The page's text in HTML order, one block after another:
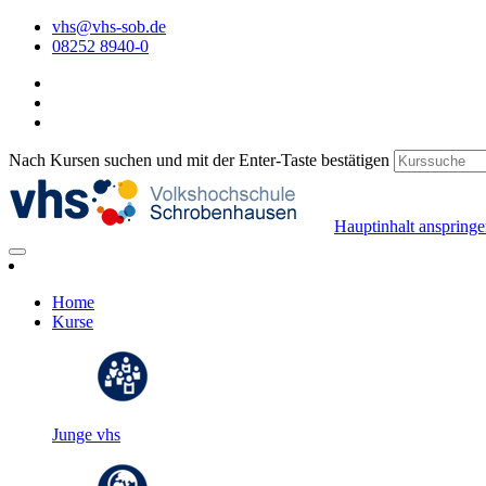
vhs@vhs-sob.de
08252 8940-0
Nach Kursen suchen und mit der Enter-Taste bestätigen
Hauptinhalt
Home
Kurse
Junge vhs